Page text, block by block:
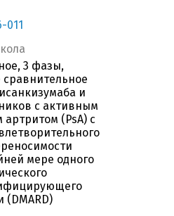
3 фазы,
и
с активным
(PsA) с
мере одного
(DMARD)